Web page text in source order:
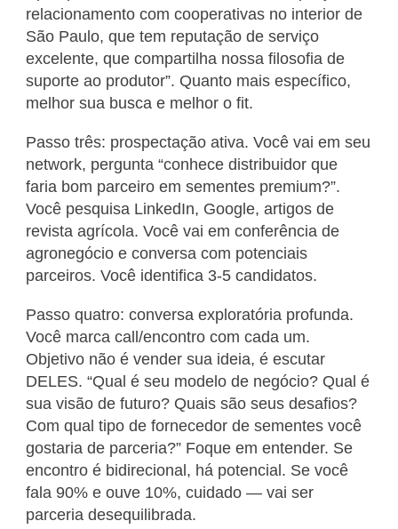
relacionamento com cooperativas no interior de
São Paulo, que tem reputação de serviço
excelente, que compartilha nossa filosofia de
suporte ao produtor”. Quanto mais específico,
melhor sua busca e melhor o fit.
Passo três: prospectação ativa. Você vai em seu
network, pergunta “conhece distribuidor que
faria bom parceiro em sementes premium?”.
Você pesquisa LinkedIn, Google, artigos de
revista agrícola. Você vai em conferência de
agronegócio e conversa com potenciais
parceiros. Você identifica 3-5 candidatos.
Passo quatro: conversa exploratória profunda.
Você marca call/encontro com cada um.
Objetivo não é vender sua ideia, é escutar
DELES. “Qual é seu modelo de negócio? Qual é
sua visão de futuro? Quais são seus desafios?
Com qual tipo de fornecedor de sementes você
gostaria de parceria?” Foque em entender. Se
encontro é bidirecional, há potencial. Se você
fala 90% e ouve 10%, cuidado — vai ser
parceria desequilibrada.